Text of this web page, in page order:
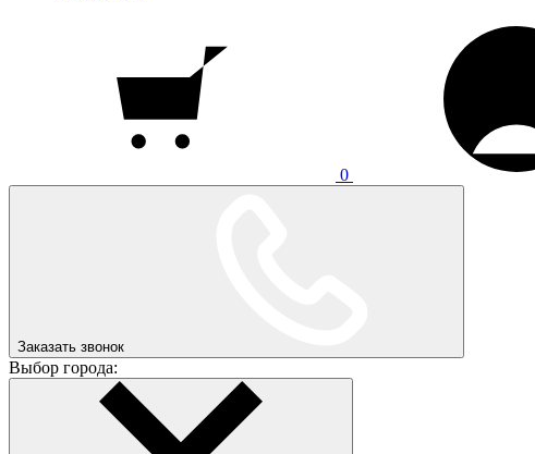
0
Заказать звонок
Выбор города: